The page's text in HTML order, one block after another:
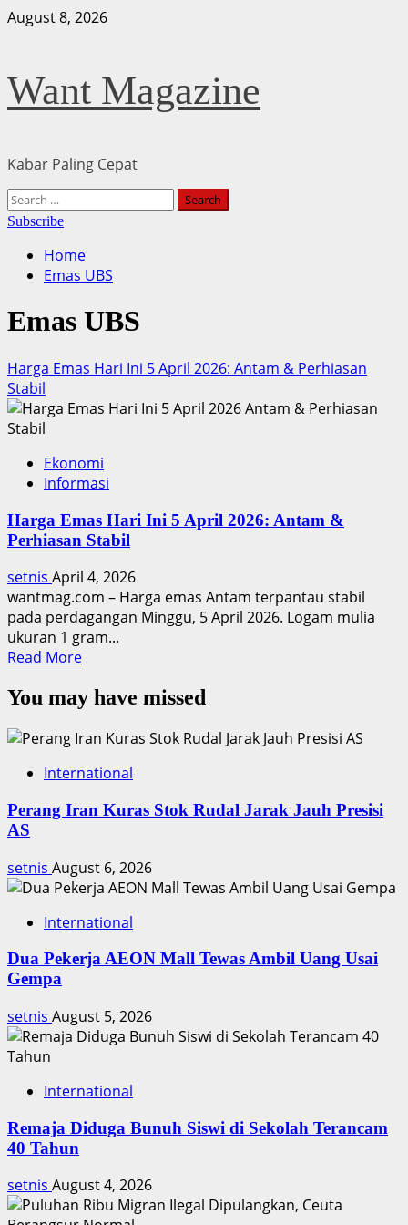
Skip
August 8, 2026
Want Magazine
Kabar Paling Cepat
Primary
Menu
Search
for:
Subscribe
Home
Emas UBS
Emas UBS
Harga Emas Hari Ini 5 April 2026: Antam & Perhiasan
Stabil
Ekonomi
Informasi
Harga Emas Hari Ini 5 April 2026: Antam &
Perhiasan Stabil
setnis April 4, 2026
wantmag.com – Harga emas Antam terpantau stabil
pada perdagangan Minggu, 5 April 2026. Logam mulia
ukuran 1 gram...
Read MoreRead
about
Emas
Ini
April
&
Perhiasan
Stabil
You may have missed
International
Perang Iran Kuras Stok Rudal Jarak Jauh Presisi
AS
setnis August 6, 2026
International
Dua Pekerja AEON Mall Tewas Ambil Uang Usai
Gempa
setnis August 5, 2026
International
Remaja Diduga Bunuh Siswi di Sekolah Terancam
40 Tahun
setnis August 4, 2026